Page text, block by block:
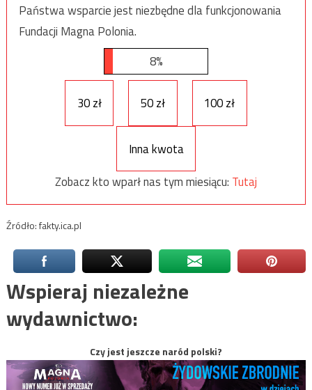
Państwa wsparcie jest niezbędne dla funkcjonowania
Fundacji Magna Polonia.
8%
30 zł 50 zł 100 zł
Inna kwota
Zobacz kto wparł nas tym miesiącu: Tutaj
Źródło: fakty.ica.pl
Wspieraj niezależne
wydawnictwo:
Czy jest jeszcze naród polski?